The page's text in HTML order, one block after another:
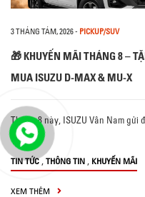
3 THÁNG TÁM, 2026- PICKUP/SUV
🎁 KHUYẾN MÃI THÁNG 8 –
MUA ISUZU D-MAX & MU-X
Tháng 8 này, ISUZU Vân Nam
TIN TỨC , THÔNG TIN , KHUYẾN MÃI
XEM THÊM